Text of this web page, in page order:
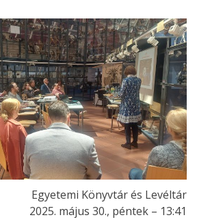
Egyetemi Könyvtár és Levéltár
2025. május 30., péntek – 13:41